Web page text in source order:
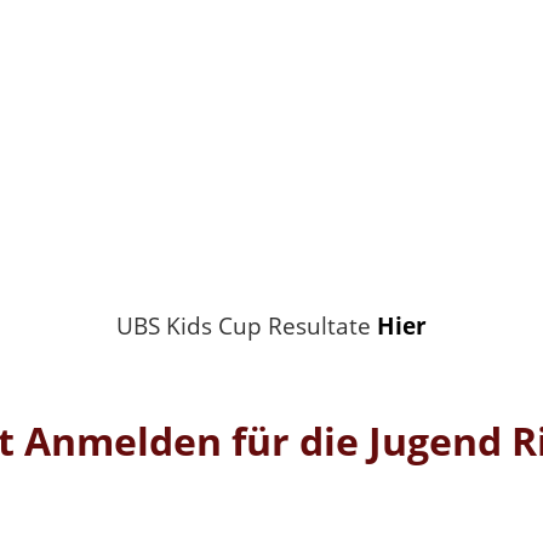
UBS Kids Cup Resultate Hier
Anmelden für die Jugend